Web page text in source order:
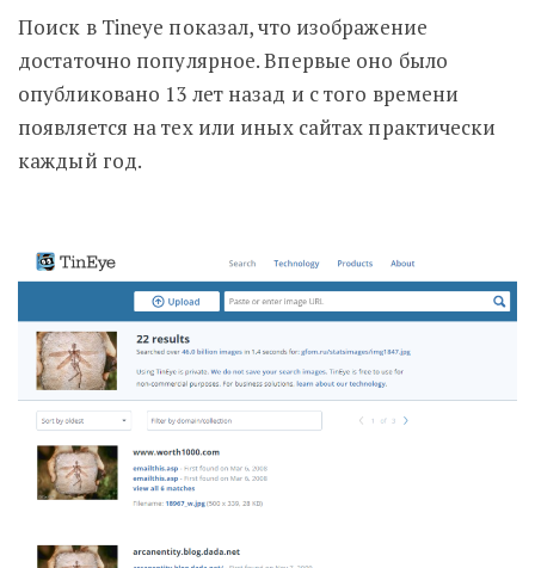
Поиск в Tineye показал, что изображение
достаточно популярное. Впервые оно было
опубликовано 13 лет назад и с того времени
появляется на тех или иных сайтах практически
каждый год.